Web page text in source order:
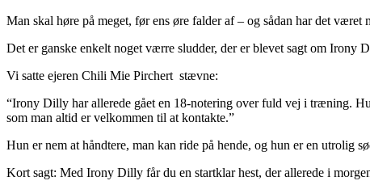
Man skal høre på meget, før ens øre falder af – og sådan har det
Det er ganske enkelt noget værre sludder, der er blevet sagt om Irony
Vi satte ejeren Chili Mie Pirchert stævne:
“Irony Dilly har allerede gået en 18-notering over fuld vej i træning.
som man altid er velkommen til at kontakte.”
Hun er nem at håndtere, man kan ride på hende, og hun er en utrolig
Kort sagt: Med Irony Dilly får du en startklar hest, der allerede i